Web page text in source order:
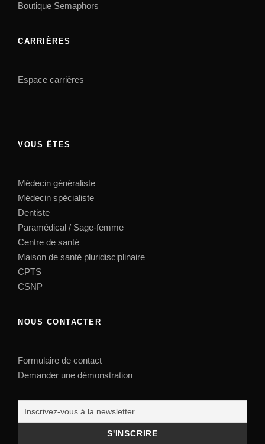
Boutique Semaphors
CARRIÈRES
Espace carrières
VOUS ÊTES
Médecin généraliste
Médecin spécialiste
Dentiste
Paramédical / Sage-femme
Centre de santé
Maison de santé pluridisciplinaire
CPTS
CSNP
NOUS CONTACTER
Formulaire de contact
Demander une démonstration